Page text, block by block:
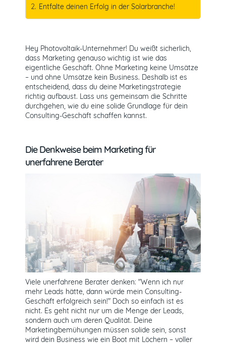
Entfalte deinen Erfolg in der Solarbranche!
Hey Photovoltaik-Unternehmer! Du weißt sicherlich,
dass Marketing genauso wichtig ist wie das
eigentliche Geschäft. Ohne Marketing keine Umsätze
– und ohne Umsätze kein Business. Deshalb ist es
entscheidend, dass du deine Marketingstrategie
richtig aufbaust. Lass uns gemeinsam die Schritte
durchgehen, wie du eine solide Grundlage für dein
Consulting-Geschäft schaffen kannst.
Die Denkweise beim Marketing für
unerfahrene Berater
Viele unerfahrene Berater denken: "Wenn ich nur
mehr Leads hätte, dann würde mein Consulting-
Geschäft erfolgreich sein!" Doch so einfach ist es
nicht. Es geht nicht nur um die Menge der Leads,
sondern auch um deren Qualität. Deine
Marketingbemühungen müssen solide sein, sonst
wird dein Business wie ein Boot mit Löchern – voller